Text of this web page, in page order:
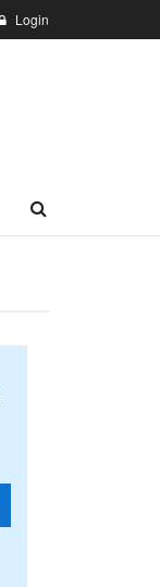
Login